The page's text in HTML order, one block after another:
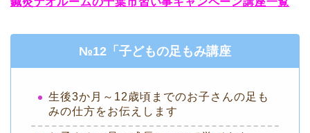
№12「子どもの足もみ講座
生後3か月～12歳頃までのお子さんの足も
みの仕方をお伝えします